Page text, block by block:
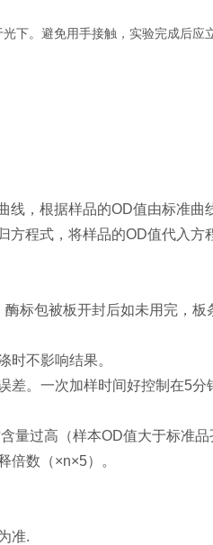
下。避免用手接触，实验完成后应
线，根据样品的OD值由标准曲
程式，将样品的OD值代入方
标包被板开封后如未用完，板
时不影响结果。
。一次加样时间好控制在5分
量过高（样本OD值大于标准
倍数（×n×5）。
准.